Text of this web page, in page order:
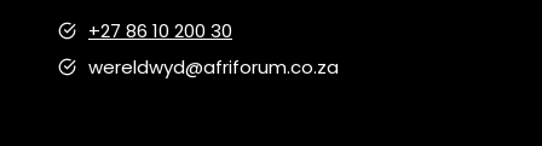
+27 86 10 200 30
wereldwyd@afriforum.co.za